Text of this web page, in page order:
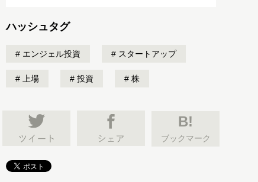
ハッシュタグ
エンジェル投資 スタートアップ
上場 投資 株
B!
ブックマーク